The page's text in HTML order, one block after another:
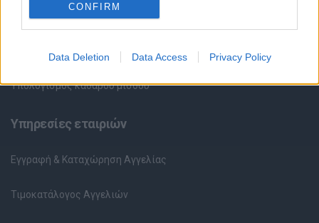
CONFIRM
Data Deletion Data Access Privacy Policy
Περιγραφές Θέσεων Εργασίας
Ερωτήσεις συνεντεύξεων
Υπολογισμός καθαρού μισθού
Υπηρεσίες εταιριών
Εγγραφή & Καταχώρηση Αγγελίας
Τιμοκατάλογος Αγγελιών